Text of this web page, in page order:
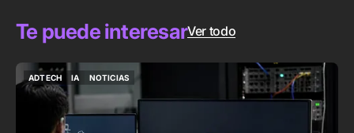
Te puede interesarVer todo
ADTECH
ADTECH
IA
NOTICIAS